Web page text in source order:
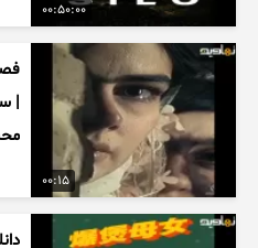
00:50:00
00:15
|